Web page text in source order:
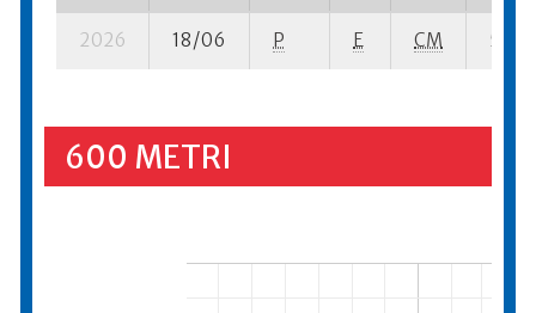
2026 18/06 P E CM 5 se-
600 METRI